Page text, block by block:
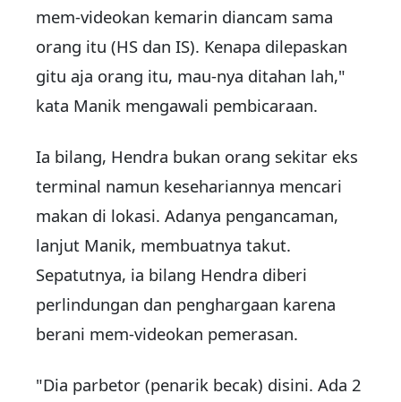
mem-videokan kemarin diancam sama
orang itu (HS dan IS). Kenapa dilepaskan
gitu aja orang itu, mau-nya ditahan lah,"
kata Manik mengawali pembicaraan.
Ia bilang, Hendra bukan orang sekitar eks
terminal namun kesehariannya mencari
makan di lokasi. Adanya pengancaman,
lanjut Manik, membuatnya takut.
Sepatutnya, ia bilang Hendra diberi
perlindungan dan penghargaan karena
berani mem-videokan pemerasan.
"Dia parbetor (penarik becak) disini. Ada 2